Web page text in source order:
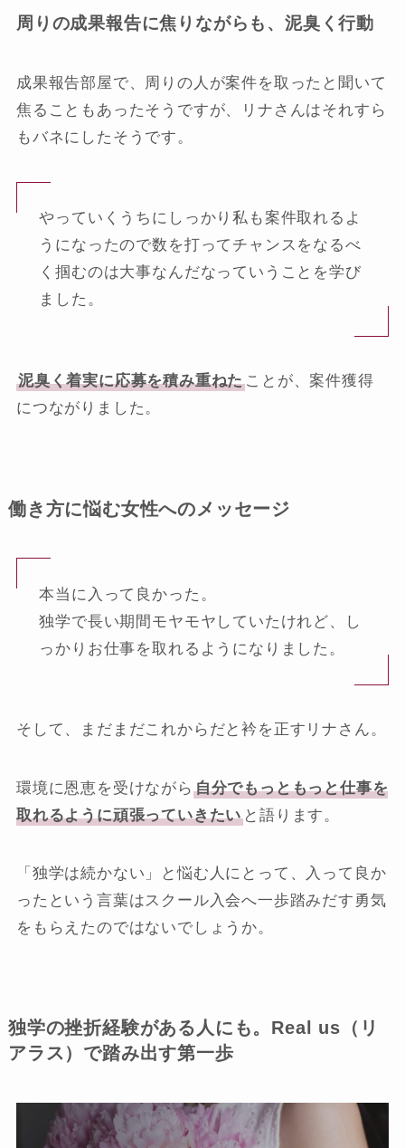
周りの成果報告に焦りながらも、泥臭く行動
成果報告部屋で、周りの人が案件を取ったと聞いて
焦ることもあったそうですが、リナさんはそれすら
もバネにしたそうです。
やっていくうちにしっかり私も案件取れるよ
うになったので数を打ってチャンスをなるべ
く掴むのは大事なんだなっていうことを学び
ました。
泥臭く着実に応募を積み重ねたことが、案件獲得
につながりました。
働き方に悩む女性へのメッセージ
本当に入って良かった。
独学で長い期間モヤモヤしていたけれど、し
っかりお仕事を取れるようになりました。
そして、まだまだこれからだと衿を正すリナさん。
環境に恩恵を受けながら 自分でもっともっと仕事を
取れるように頑張っていきたい と語ります。
「独学は続かない」と悩む人にとって、入って良か
ったという言葉はスクール入会へ一歩踏みだす勇気
をもらえたのではないでしょうか。
独学の挫折経験がある人にも。Real us（リ
アラス）で踏み出す第一歩